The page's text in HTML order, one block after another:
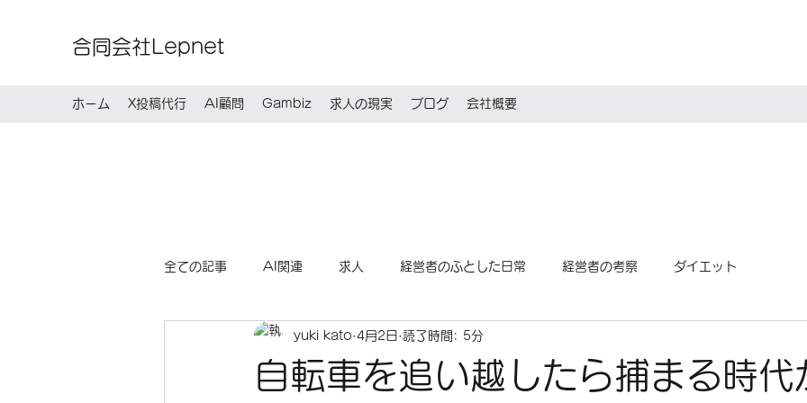
合同会社Lepnet
ホーム X投稿代行 AI顧問 Gambiz 求人の現実 ブログ 会社概要
全ての記事 AI関連 求人 経営者のふとした日常 経営者の考察 ダイエット
自転車を追い越したら捕まる時代
yuki kato 4月2日 読了時間: 5分